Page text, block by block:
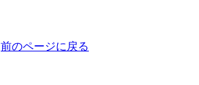
前のページに戻る